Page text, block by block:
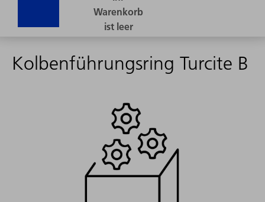
Kolbenführungsring Turcite B